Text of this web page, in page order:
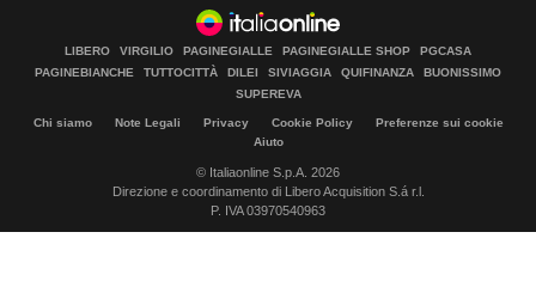
LIBERO VIRGILIO PAGINEGIALLE PAGINEGIALLE SHOP
PGCASA
PAGINEBIANCHE
TUTTOCITTÀ DILEI SIVIAGGIA QUIFINANZA
BUONISSIMO
SUPEREVA
Chi siamo Note Legali Privacy Cookie Policy
Preferenze sui cookie
Aiuto
© Italiaonline S.p.A. 2026
Direzione e coordinamento di Libero Acquisition S.á r.l.
P. IVA 03970540963